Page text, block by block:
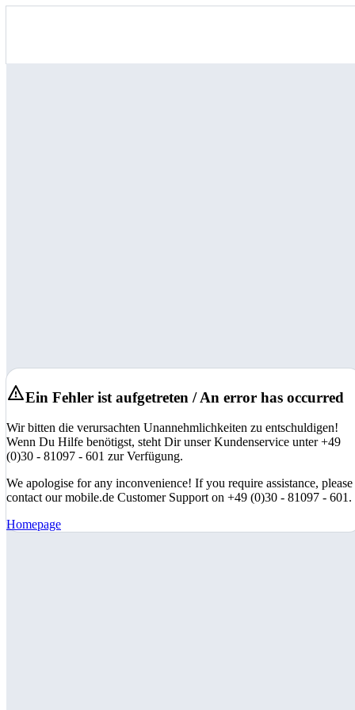
Ein Fehler ist aufgetreten / An error has occurred
Wir bitten die verursachten Unannehmlichkeiten zu entschuldigen!
Wenn Du Hilfe benötigst, steht Dir unser Kundenservice unter +49
(0)30 - 81097 - 601 zur Verfügung.
We apologise for any inconvenience! If you require assistance, please
contact our mobile.de Customer Support on +49 (0)30 - 81097 - 601.
Homepage